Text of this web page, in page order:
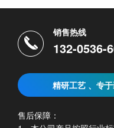
销售热线
132-0536-
精研工艺 、专
售后保障：